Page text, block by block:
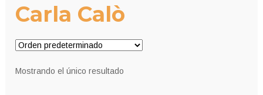
Carla Calò
Mostrando el único resultado